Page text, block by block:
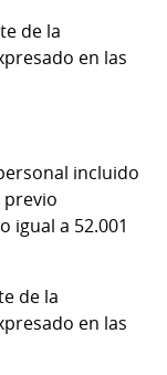
de la
en las
incluido
previo
igual a 52.001
de la
en las